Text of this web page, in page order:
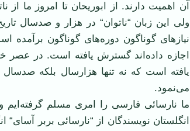
آن اهمیت دارند. از ابوریحان تا امروز ما از
ولی این زبان “ناتوان“ در هزار و صدسال
نیازهای گوناگون دوره‌های گوناگون برآمده
اجازه داده‌اند گسترش یافته است. در عصر
یافته است که نه تنها هزارسال بلکه
می‌نمود.
ما نارسائی فارسی را امری مسلم گرفته‌ایم
انگلستان نویسندگان از “نارسائی بربر